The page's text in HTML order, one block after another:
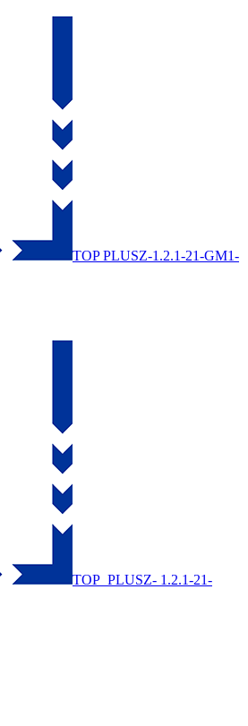
TOP PLUSZ-1.2.1-21-GM1-
TOP_PLUSZ- 1.2.1-21-